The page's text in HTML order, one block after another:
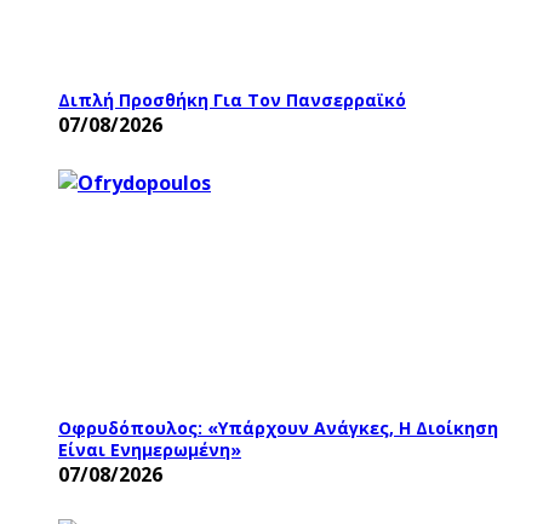
Διπλή Προσθήκη Για Τον Πανσερραϊκό
07/08/2026
Οφρυδόπουλος: «Υπάρχουν Ανάγκες, Η Διοίκηση
Είναι Ενημερωμένη»
07/08/2026